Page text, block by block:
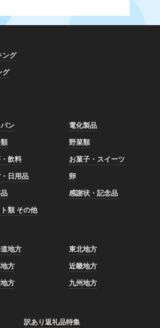
ング
グ
ン
電化製品
野菜類
飲料
お菓子・スイーツ
日用品
卵
感謝状・記念品
類 その他
地方
東北地方
方
近畿地方
方 九州地方
訳あり返礼品特集